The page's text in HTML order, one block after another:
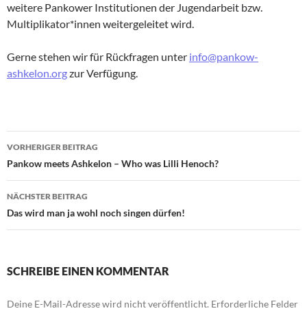
weitere Pankower Institutionen der Jugendarbeit bzw.
Multiplikator*innen weitergeleitet wird.
Gerne stehen wir für Rückfragen unter info@pankow-
ashkelon.orgzur Verfügung.
Beitragsnavigation
VORHERIGER BEITRAG
Pankow meets Ashkelon – Who was Lilli Henoch?
NÄCHSTER BEITRAG
Das wird man ja wohl noch singen dürfen!
SCHREIBE EINEN KOMMENTAR
Deine E-Mail-Adresse wird nicht veröffentlicht. Erforderliche Felder